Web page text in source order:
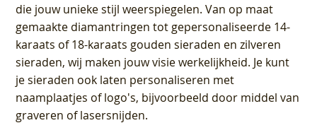
die jouw unieke stijl weerspiegelen. Van op maat
gemaakte diamantringen tot gepersonaliseerde 14-
karaats of 18-karaats gouden sieraden en zilveren
sieraden, wij maken jouw visie werkelijkheid. Je kunt
je sieraden ook laten personaliseren met
naamplaatjes of logo's, bijvoorbeeld door middel van
graveren of lasersnijden.